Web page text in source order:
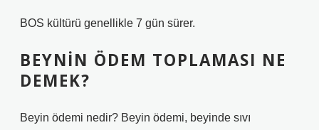
BOS kültürü genellikle 7 gün sürer.
BEYNIN ÖDEM TOPLAMASI NE
DEMEK?
Beyin ödemi nedir? Beyin ödemi, beyinde sıvı